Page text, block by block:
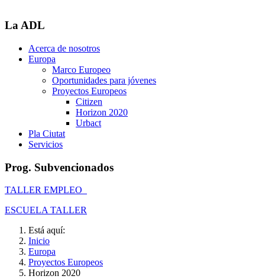
La ADL
Acerca de nosotros
Europa
Marco Europeo
Oportunidades para jóvenes
Proyectos Europeos
Citizen
Horizon 2020
Urbact
Pla Ciutat
Servicios
Prog. Subvencionados
TALLER EMPLEO
ESCUELA TALLER
Está aquí:
Inicio
Europa
Proyectos Europeos
Horizon 2020